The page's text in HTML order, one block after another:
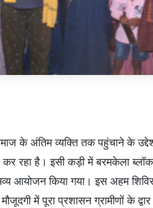
के अंतिम व्यक्ति तक पहुंचाने के
रहा है। इसी कड़ी में बरमकेला ब्लॉक
आयोजन किया गया। इस अहम
में पूरा प्रशासन ग्रामीणों के